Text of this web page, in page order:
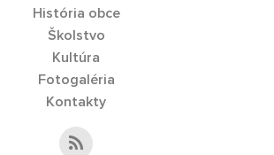
História obce
Školstvo
Kultúra
Fotogaléria
Kontakty